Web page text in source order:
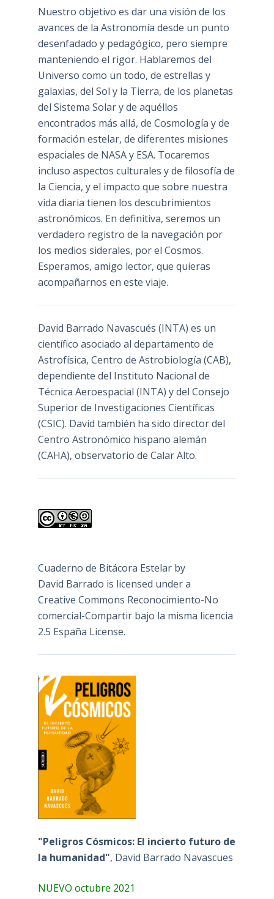
Nuestro objetivo es dar una visión de los
avances de la Astronomía desde un punto
desenfadado y pedagógico, pero siempre
manteniendo el rigor. Hablaremos del
Universo como un todo, de estrellas y
galaxias, del Sol y la Tierra, de los planetas
del Sistema Solar y de aquéllos
encontrados más allá, de Cosmología y de
formación estelar, de diferentes misiones
espaciales de NASA y ESA. Tocaremos
incluso aspectos culturales y de filosofía de
la Ciencia, y el impacto que sobre nuestra
vida diaria tienen los descubrimientos
astronómicos. En definitiva, seremos un
verdadero registro de la navegación por
los medios siderales, por el Cosmos.
Esperamos, amigo lector, que quieras
acompañarnos en este viaje.
David Barrado Navascués (INTA) es un
científico asociado al departamento de
Astrofísica, Centro de Astrobiología (CAB),
dependiente del Instituto Nacional de
Técnica Aeroespacial (INTA) y del Consejo
Superior de Investigaciones Científicas
(CSIC). David también ha sido director del
Centro Astronómico hispano alemán
(CAHA), observatorio de Calar Alto.
Cuaderno de Bitácora Estelarby
David Barrado is licensed under a
Creative Commons Reconocimiento-No
comercial-Compartir bajo la misma licencia
2.5 España License.
"Peligros Cósmicos: El incierto futuro de
la humanidad", David Barrado Navascues
NUEVO octubre 2021